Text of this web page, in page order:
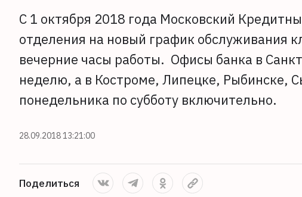
С 1 октября 2018 года Московский
отделения на новый график обслуживания
вечерние часы работы. Офисы банка в
неделю, а в Костроме, Липецке, Рыбинске,
понедельника по субботу включительно.
28.09.2018 13:21:00
Поделиться